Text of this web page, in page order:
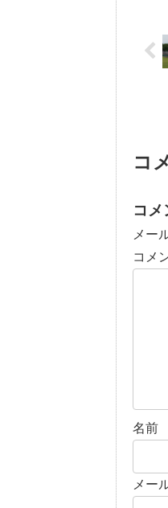
コ
コメ
メー
コメ
名前
メー